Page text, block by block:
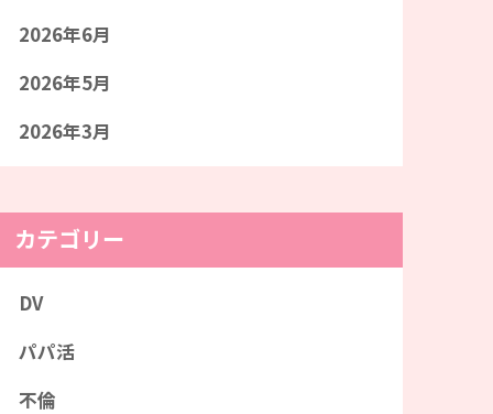
2026年6月
2026年5月
2026年3月
カテゴリー
DV
パパ活
不倫